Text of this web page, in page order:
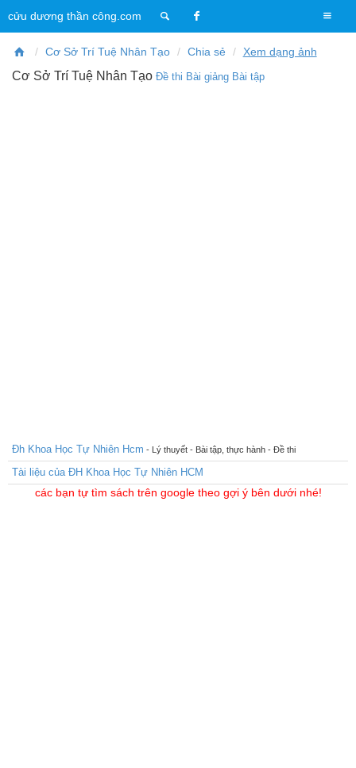
T
o
cửu dương thần công.com
Cơ Sở Trí Tuệ Nhân Tạo Chia sẻ Xem dạng ảnh
Cơ Sở Trí Tuệ Nhân Tạo Đề thi Bài giảng Bài tập
Đh Khoa Học Tự Nhiên Hcm - Lý thuyết - Bài tập, thực hành - Đề thi
Tài liệu của ĐH Khoa Học Tự Nhiên HCM
các bạn tự tìm sách trên google theo gợi ý bên dưới nhé!